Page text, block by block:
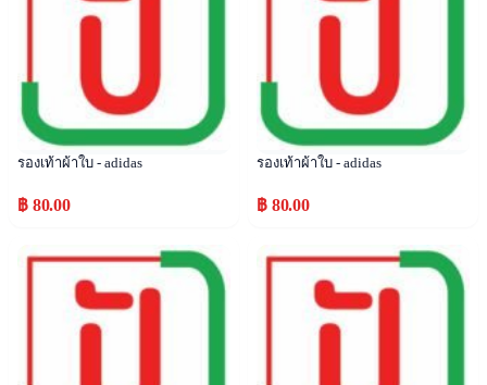
รองเท้าผ้าใบ - adidas
฿ 80.00
รองเท้าผ้าใบ - adidas
฿ 80.00
Popular Popular